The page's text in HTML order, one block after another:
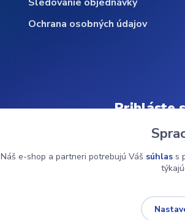
Ochrana osobných údajov
Prihláste
© 2024
Náš e-shop a partneri potrebujú Váš súhlas s